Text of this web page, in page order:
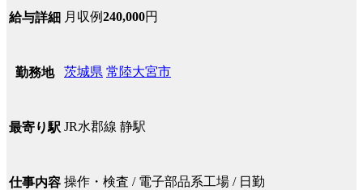
給与詳細 月収例240,000円
勤務地 茨城県 常陸大宮市
最寄り駅 JR水郡線 静駅
仕事内容 操作・検査 / 電子部品系工場 / 日勤